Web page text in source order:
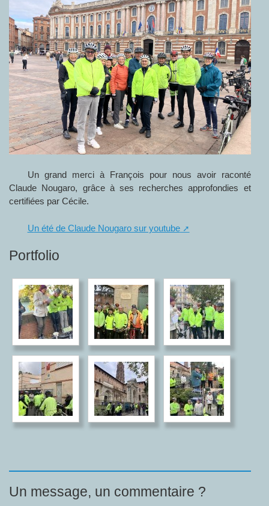
Un grand merci à François pour nous avoir raconté
Claude Nougaro, grâce à ses recherches approfondies et
certifiées par Cécile.
Un été de Claude Nougaro sur youtube
Portfolio
Un message, un commentaire ?